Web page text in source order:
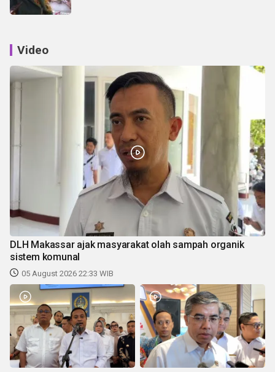
Video
DLH Makassar ajak masyarakat olah sampah organik
sistem komunal
05 August 2026 22:33 WIB